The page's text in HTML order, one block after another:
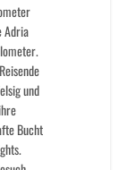
Adria
und
Bucht